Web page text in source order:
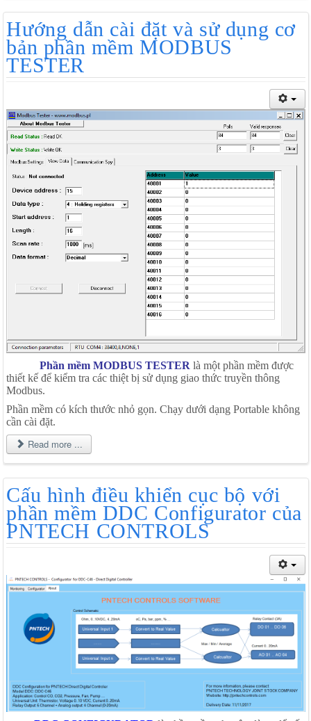
Hướng dẫn cài đặt và sử dụng cơ
bản phần mềm MODBUS
TESTER
Phần mềm MODBUS TESTER là một phần mềm được
thiết kế để kiểm tra các thiệt bị sử dụng giao thức truyền thông
Modbus.
Phần mềm có kích thước nhỏ gọn. Chạy dưới dạng Portable không
cần cài đặt.
Read more ...
Cấu hình điều khiển cục bộ với
phần mềm DDC Configurator của
PNTECH CONTROLS